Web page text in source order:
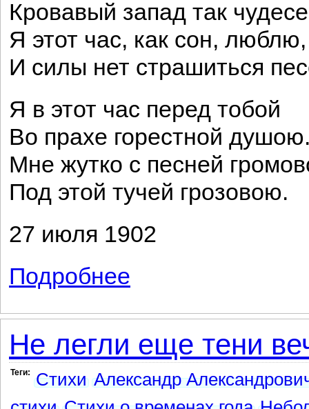
Кровавый запад так
Я этот час, как сон, люблю,
И силы нет страшиться
Я в этот час перед тобой
Во прахе горестной
Мне жутко с песней
Под этой тучей грозовою.
27 июля 1902
Подробнее
Не легли еще тени
Теги: Стихи Александр